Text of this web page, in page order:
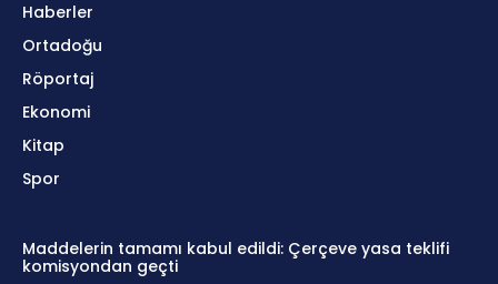
Haberler
Ortadoğu
Röportaj
Ekonomi
Kitap
Spor
Maddelerin tamamı kabul edildi: Çerçeve yasa teklifi
komisyondan geçti